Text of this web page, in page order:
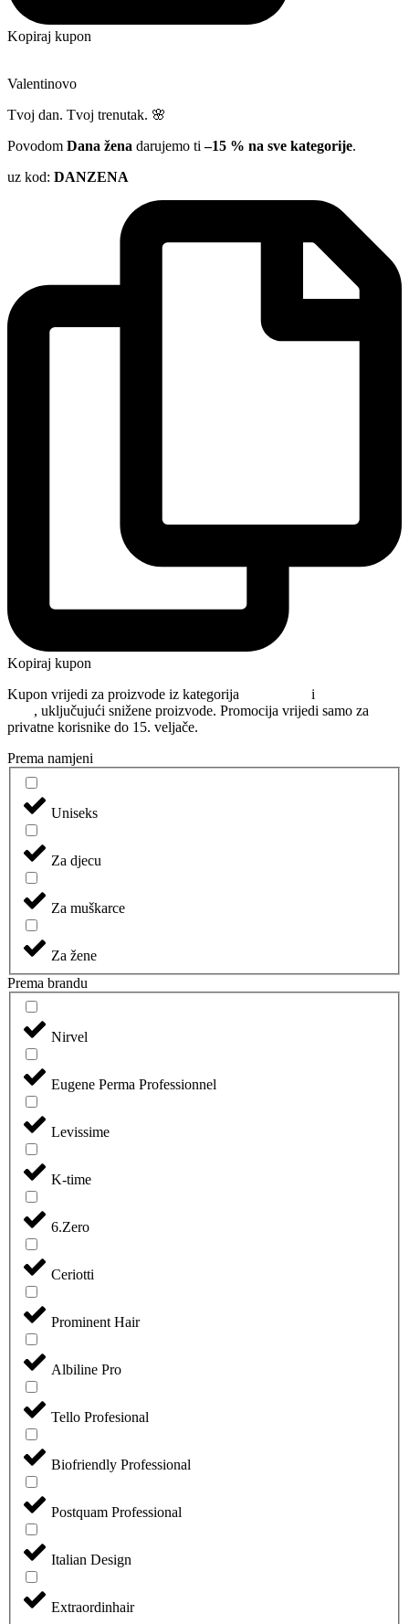
Kopiraj kupon
Valentinovo
Tvoj dan. Tvoj trenutak. 🌸
Povodom Dana žena darujemo ti–15 % na sve kategorije.
uz kod: DANZENA
Kopiraj kupon
Kupon vrijedi za proizvode iz kategorija
i
, uključujući snižene proizvode. Promocija vrijedi samo za
privatne korisnike do 15. veljače.
Prema namjeni
Uniseks
Za djecu
Za muškarce
Za žene
Prema brandu
Nirvel
Eugene Perma Professionnel
Levissime
K-time
6.Zero
Ceriotti
Prominent Hair
Albiline Pro
Tello Profesional
Biofriendly Professional
Postquam Professional
Italian Design
Extraordinhair